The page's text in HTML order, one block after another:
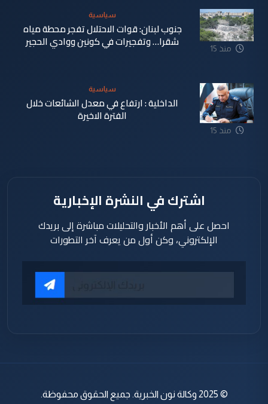
منذ 15
سياسية
جنوب لبنان: قوات الاحتلال تفجر محطة مياه
شقرا… وتفجيرات في كونين ووادي الحجير
منذ 15
سياسية
الداخلية : ارتفاع في معدل الشائعات خلال
الفترة الاخيرة
اشترك في النشرة الإخبارية
احصل على أهم الأخبار والتحليلات مباشرة إلى بريدك
الإلكتروني، وكن أول من يعرف آخر التطورات
© 2025 وكالة نون الخبرية. جميع الحقوق محفوظة.